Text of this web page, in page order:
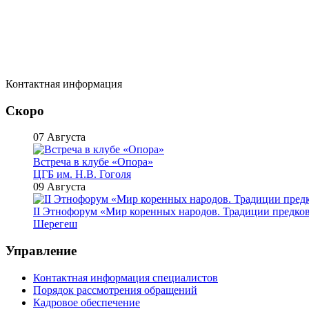
Контактная информация
Скоро
07 Августа
Встреча в клубе «Опора»
ЦГБ им. Н.В. Гоголя
09 Августа
II Этнофорум «Мир коренных народов. Традиции
Шерегеш
Управление
Контактная информация специалистов
Порядок рассмотрения обращений
Кадровое обеспечение